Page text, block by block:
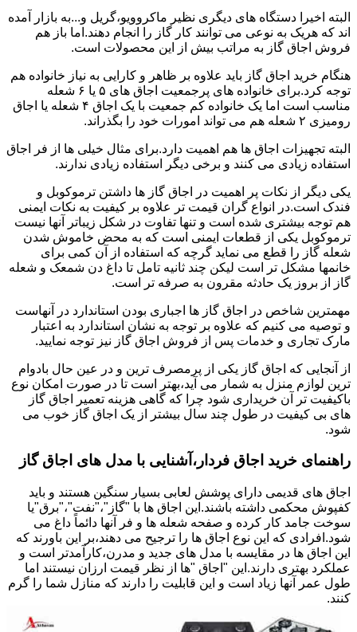
البته اخیرا دستگاه های دیگری نظیر ماکروویو،گریل و...به بازار آمده
اند که هریک به نوعی می توانند کار گاز را انجام دهند.اما باز هم
فروش اجاق گاز به مراتب بیش از این محصولات است.
هنگام خرید اجاق گاز باید علاوه بر ظاهر و کارایی به نیاز خانواده هم
توجه کرد.برای خانواده های پرجمعیت اجاق های ۵ یا ۶ شعله
مناسب است اما یک خانواده کم جمعیت با یک اجاق ۴ شعله یا اجاق
رومیزی ۲ شعله هم می تواند امورات خود را بگذراند.
البته تجهیزات اجاق ها هم اهمیت دارد.برای مثال خیلی ها از فر اجاق
استفاده زیادی می کنند و برخی دیگر استفاده زیادی ندارند.
یکی دیگر از نکات پر اهمیت در اجاق گاز ها داشتن ترموکوبل و
فندک است.در انواع گران قیمت تر علاوه بر کیفیت به نکات ایمنی
هم توجه بیشتری شده است و تنها تفاوت در شکل زیباتر آنها نیست
ترموکوبل یکی از قطعات ایمنی است که به محض خاموش شدن
شعله گاز را قطع می نماید گرچه که استفاده از آن کمی برای
خانمها مشکل تر است لیکن چند ثانیه تامل تا داغ دن شمعک و شعله
گاز از بروز یک حادثه مقرون به صرفه تر است.
مهمترین شاخص در اجاق گاز ها اجباری بودن استاندارد در آنهاست
و توصیه می کنیم که علاوه بر توجه به نشان استاندارد به اعتبار
مارک تجاری و خدمات پس از فروش اجاق گاز نیز توجه نمایید.
از آنجایی که اجاق گاز یکی از پرمصرف ترین و در عین حال بادوام
ترین لوازم منزل به شمار می آید،بهتر است تا در صورت امکان نوع
باکیفیت تر آن خریداری شود چرا که گاهی هزینه تعمیر اجاق گاز
های بی کیفیت در طول چند سال بیشتر از یک اجاق گاز خوب می
شود.
راهنمای خرید اجاق فردار،آشنایی با مدل های اجاق گاز
اجاق های قدیمی دارای پوشش لعابی بسیار سنگین هستند و باید
کفپوش محکمی داشته باشند.این اجاق ها با "گاز"،"نفت"،"برق"یا
سوخت جامد کار کرده و صفحه شعله ها و فر آنها دائماً داغ می
شود.افرادی که این نوع اجاق ها را ترجیح می دهند،بر این باورند که
این اجاق ها در مقایسه با مدل های جدید و مدرن،کارآمدتر است و
عملکرد بهتری دارند.این "اجاق "ها از نظر قیمت ارزان نیستند اما
طول عمر آنها زیاد است و این قابلیت را دارند که منازل شما را گرم
کنند.